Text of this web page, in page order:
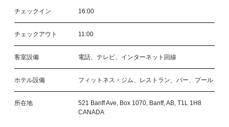
チェックイン 16:00
チェックアウト 11:00
客室設備 電話、テレビ、インターネット回線
ホテル設備 フィットネス・ジム、レストラン、バー、プール
所在地
521 Banff Ave, Box 1070, Banff, AB, T1L 1H8
CANADA